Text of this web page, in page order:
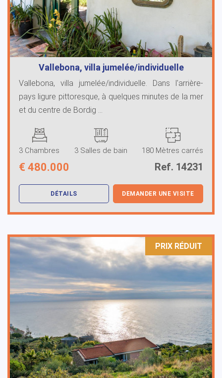
Vallebona, villa jumelée/individuelle
Vallebona, villa jumelée/individuelle. Dans l'arrière-
pays ligure pittoresque, à quelques minutes de la mer
et du centre de Bordig ...
3 Chambres 3 Salles de bain 180 Mètres carrés
€ 480.000 Ref. 14231
DÉTAILS DEMANDER UNE VISITE
PRIX ​​RÉDUIT